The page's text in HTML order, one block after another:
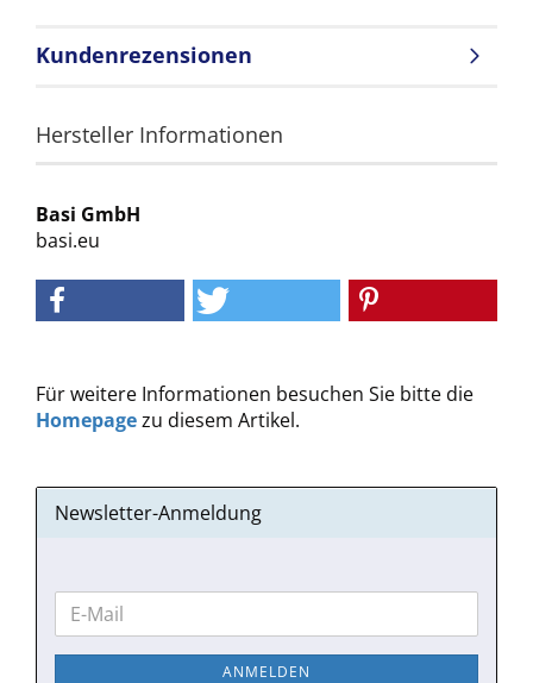
Kundenrezensionen
Hersteller Informationen
Basi GmbH
basi.eu
Für weitere Informationen besuchen Sie bitte die
Homepagezu diesem Artikel.
Newsletter-Anmeldung
WEITER
ZUR
NEWSLETTER-
E-
Mail
ANMELDEN